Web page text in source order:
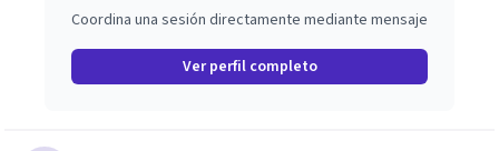
Coordina una sesión directamente mediante mensaje
Ver perfil completo